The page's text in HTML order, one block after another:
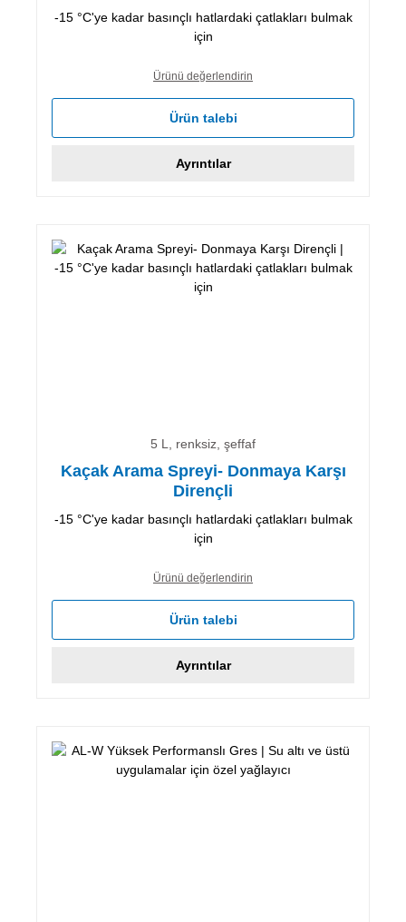
-15 °C'ye kadar basınçlı hatlardaki çatlakları bulmak
için
Ürünü değerlendirin
Ürün talebi
Ayrıntılar
5 L, renksiz, şeffaf
Kaçak Arama Spreyi- Donmaya Karşı
Dirençli
-15 °C'ye kadar basınçlı hatlardaki çatlakları bulmak
için
Ürünü değerlendirin
Ürün talebi
Ayrıntılar